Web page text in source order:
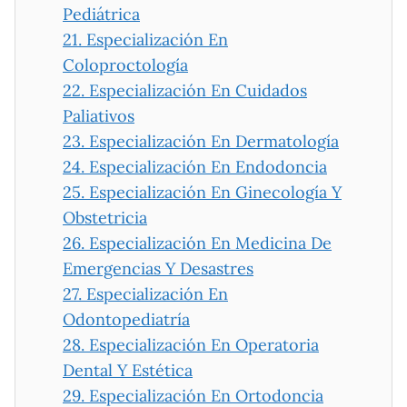
Pediátrica
21. Especialización En
Coloproctología
22. Especialización En Cuidados
Paliativos
23. Especialización En Dermatología
24. Especialización En Endodoncia
25. Especialización En Ginecología Y
Obstetricia
26. Especialización En Medicina De
Emergencias Y Desastres
27. Especialización En
Odontopediatría
28. Especialización En Operatoria
Dental Y Estética
29. Especialización En Ortodoncia